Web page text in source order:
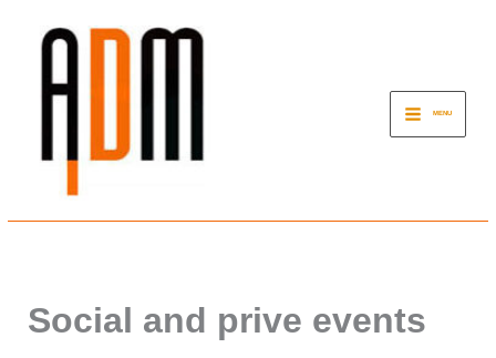
MENU
Social and prive events